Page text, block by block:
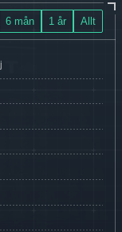
6 mån 1 år Allt